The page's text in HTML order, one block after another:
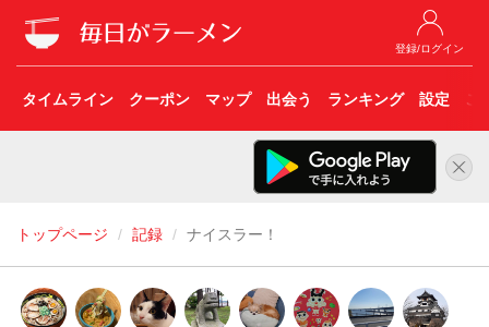
登録/ログイン
タイムライン クーポン マップ 出会う ランキング 設定 こ
トップページ 記録 ナイスラー！